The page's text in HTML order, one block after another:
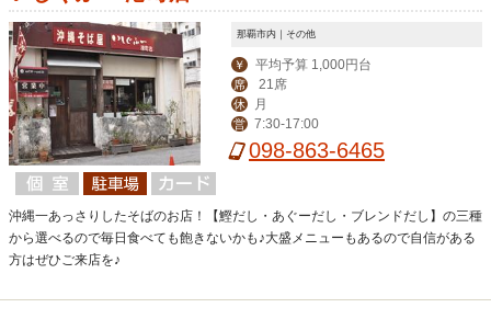
那覇市内｜その他
￥ 平均予算 1,000円台
席 21席
休 月
営 7:30-17:00
098-863-6465
沖縄一あっさりしたそばのお店！【鰹だし・あぐーだし・ブレンドだし】の三種
から選べるので毎日食べても飽きないかも♪大盛メニューもあるので自信がある
方はぜひご来店を♪